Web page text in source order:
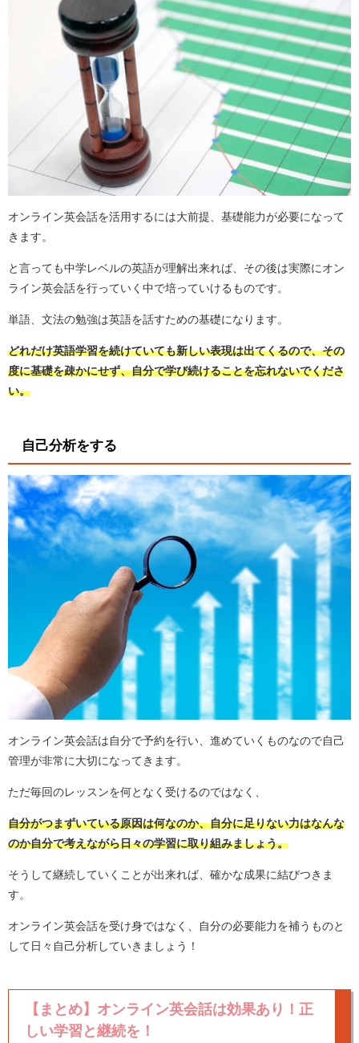
オンライン英会話を活用するには大前提、基礎能力が必要になって
きます。
と言っても中学レベルの英語が理解出来れば、その後は実際にオン
ライン英会話を行っていく中で培っていけるものです。
単語、文法の勉強は英語を話すための基礎になります。
どれだけ英語学習を続けていても新しい表現は出てくるので、その
度に基礎を疎かにせず、自分で学び続けることを忘れないでくださ
い。
自己分析をする
オンライン英会話は自分で予約を行い、進めていくものなので自己
管理が非常に大切になってきます。
ただ毎回のレッスンを何となく受けるのではなく、
自分がつまずいている原因は何なのか、自分に足りない力はなんな
のか自分で考えながら日々の学習に取り組みましょう。
そうして継続していくことが出来れば、確かな成果に結びつきま
す。
オンライン英会話を受け身ではなく、自分の必要能力を補うものと
して日々自己分析していきましょう！
【まとめ】オンライン英会話は効果あり！正
しい学習と継続を！